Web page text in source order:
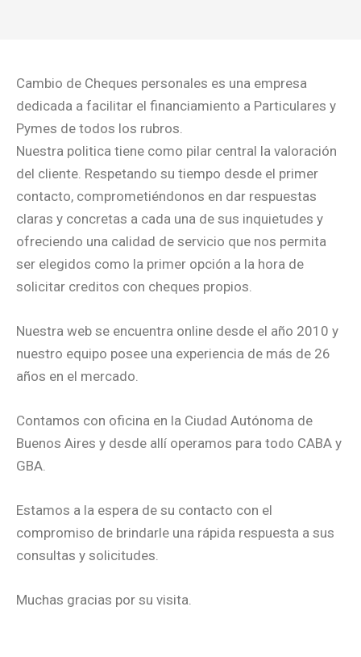
Cambio de Cheques personales es una empresa
dedicada a facilitar el financiamiento a Particulares y
Pymes de todos los rubros.
Nuestra politica tiene como pilar central la valoración
del cliente. Respetando su tiempo desde el primer
contacto, comprometiéndonos en dar respuestas
claras y concretas a cada una de sus inquietudes y
ofreciendo una calidad de servicio que nos permita
ser elegidos como la primer opción a la hora de
solicitar creditos con cheques propios.
Nuestra web se encuentra online desde el año 2010 y
nuestro equipo posee una experiencia de más de 26
años en el mercado.
Contamos con oficina en la Ciudad Autónoma de
Buenos Aires y desde allí operamos para todo CABA y
GBA.
Estamos a la espera de su contacto con el
compromiso de brindarle una rápida respuesta a sus
consultas y solicitudes.
Muchas gracias por su visita.